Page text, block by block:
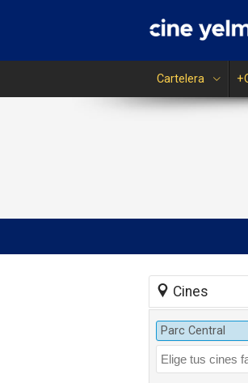
Cartelera
Cines
Parc Central